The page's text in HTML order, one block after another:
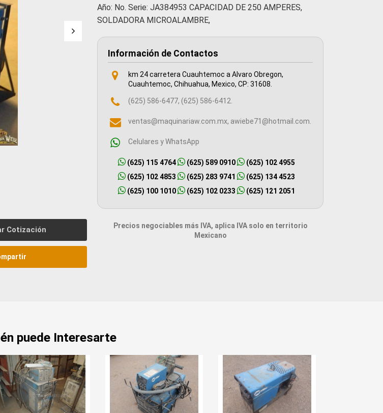
Cotización
Año: No. Serie: JA384953 CAPACIDAD DE 250 AMPERES,
SOLDADORA MICROALAMBRE,
Información de Contactos
km 24 carretera Cuauhtemoc a Alvaro Obregon,
Cuauhtemoc, Chihuahua, Mexico, CP: 31608.
(625) 586-6477, (625) 586-6412.
ventas@maquinariaw.com.mx, awiebe71@hotmail.com.
Celulares y WhatsApp
(625) 115 4764 (625) 589 0910
(625) 102 4955
(625) 102 4853
(625) 283 9741
(625) 134 4523
(625) 100 1010
(625) 102 0233 (625) 121 2051
Precios negociables más IVA, aplica IVA solo en territorio
Mexicano
puede Interesarte